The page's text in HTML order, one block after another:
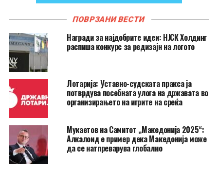
ПОВРЗАНИ ВЕСТИ
Награди за најдобрите идеи: НЈСК Холдинг
распиша конкурс за редизајн на логото
Лотарија: Уставно-судската пракса ја
потврдува посебната улога на државата во
организирањето на игрите на среќа
Мукаетов на Самитот „Македонија 2025“:
Алкалоид е пример дека Македонија може
да се натпреварува глобално